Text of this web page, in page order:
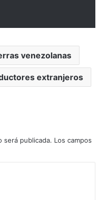
venezolanas
extranjeros
será publicada. Los campos